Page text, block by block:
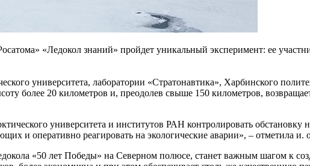
«Ледокол знаний» пройдет уникальный эксперимент: ее
университета, лаборатории «Стратонавтика», Харбинского
более 20 километров и, преодолев свыше 150 километров,
университета и институтов РАН контролировать обстановку
и оперативно реагировать на экологические аварии», – отметила
«50 лет Победы» на Северном полюсе, станет важным шагом к